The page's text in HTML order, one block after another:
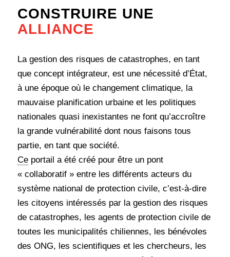
CONSTRUIRE UNE
ALLIANCE
La gestion des risques de catastrophes, en tant
que concept intégrateur, est une nécessité d’État,
à une époque où le changement climatique, la
mauvaise planification urbaine et les politiques
nationales quasi inexistantes ne font qu’accroître
la grande vulnérabilité dont nous faisons tous
partie, en tant que société.
Ceportail a été créé pour être un pont
« collaboratif » entre les différents acteurs du
système national de protection civile, c’est-à-dire
les citoyens intéressés par la gestion des risques
de catastrophes, les agents de protection civile de
toutes les municipalités chiliennes, les bénévoles
des ONG, les scientifiques et les chercheurs, les